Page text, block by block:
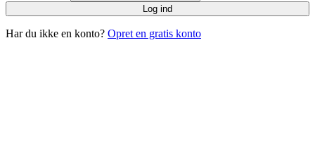
Log ind
Har du ikke en konto? Opret en gratis konto